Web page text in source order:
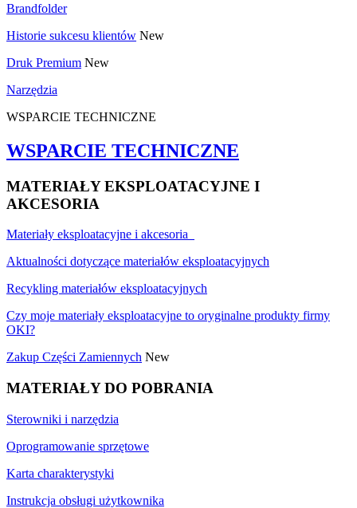
Brandfolder
Historie sukcesu klientów New
Druk Premium New
Narzędzia
WSPARCIE TECHNICZNE
WSPARCIE TECHNICZNE
MATERIAŁY EKSPLOATACYJNE I
AKCESORIA
Materiały eksploatacyjne i akcesoria
Aktualności dotyczące materiałów eksploatacyjnych
Recykling materiałów eksploatacyjnych
Czy moje materiały eksploatacyjne to oryginalne produkty firmy
OKI?
Zakup Części Zamiennych New
MATERIAŁY DO POBRANIA
Sterowniki i narzędzia
Oprogramowanie sprzętowe
Karta charakterystyki
Instrukcja obsługi użytkownika